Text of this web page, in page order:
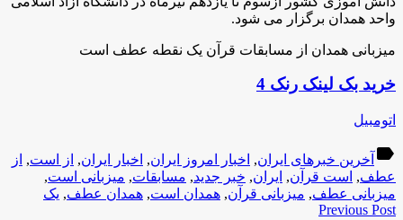
واحد همدان برگزار می شود.
میزبانی همدان از مسابقات قرآن یک نقطه عطف است
خرید بک لینک رنک 4
اتومبیل
label آخرین خبرهای ایران, اخبار امروز ایران, اخبار ایران, از است, از
عطف, است قرآن, ایران, خبر جدید, مسابقات, میزبانی است,
میزبانی عطف, میزبانی قرآن, همدان است, همدان عطف, یک
Previous Post